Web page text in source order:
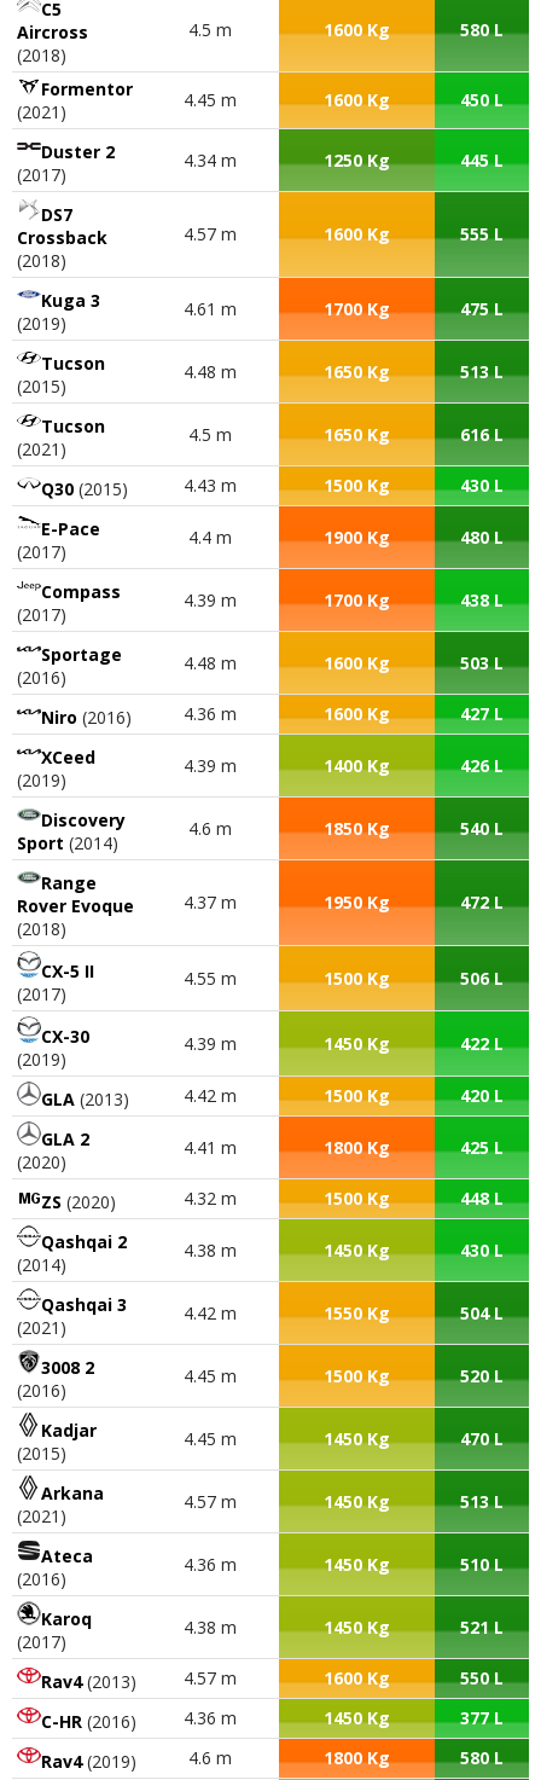
C5
Aircross
(2018)
4.5 m 1600 Kg 580 L
Formentor
(2021)
4.45 m 1600 Kg 450 L
Duster 2
(2017)
4.34 m 1250 Kg 445 L
DS7
Crossback
(2018)
4.57 m 1600 Kg 555 L
Kuga 3
(2019)
4.61 m 1700 Kg 475 L
Tucson
(2015)
4.48 m 1650 Kg 513 L
Tucson
(2021)
4.5 m 1650 Kg 616 L
Q30 (2015) 4.43 m 1500 Kg
430 L
E-Pace
(2017)
4.4 m 1900 Kg 480 L
Compass
(2017)
4.39 m 1700 Kg 438 L
Sportage
(2016)
4.48 m 1600 Kg 503 L
Niro (2016) 4.36 m 1600 Kg
427 L
XCeed
(2019)
4.39 m 1400 Kg 426 L
Discovery
Sport (2014)
4.6 m 1850 Kg 540 L
Range
Rover Evoque
(2018)
4.37 m 1950 Kg 472 L
CX-5 II
(2017)
4.55 m 1500 Kg 506 L
CX-30
(2019)
4.39 m 1450 Kg 422 L
GLA (2013) 4.42 m 1500 Kg
420 L
GLA 2
(2020)
4.41 m 1800 Kg 425 L
ZS (2020) 4.32 m 1500 Kg
448 L
Qashqai 2
(2014)
4.38 m 1450 Kg 430 L
Qashqai 3
(2021)
4.42 m 1550 Kg 504 L
3008 2
(2016)
4.45 m 1500 Kg 520 L
Kadjar
(2015)
4.45 m 1450 Kg 470 L
Arkana
(2021)
4.57 m 1450 Kg 513 L
Ateca
(2016)
4.36 m 1450 Kg 510 L
Karoq
(2017)
4.38 m 1450 Kg 521 L
Rav4(2013) 4.57 m 1600 Kg
550 L
C-HR (2016) 4.36 m 1450 Kg
377 L
Rav4(2019) 4.6 m 1800 Kg
580 L